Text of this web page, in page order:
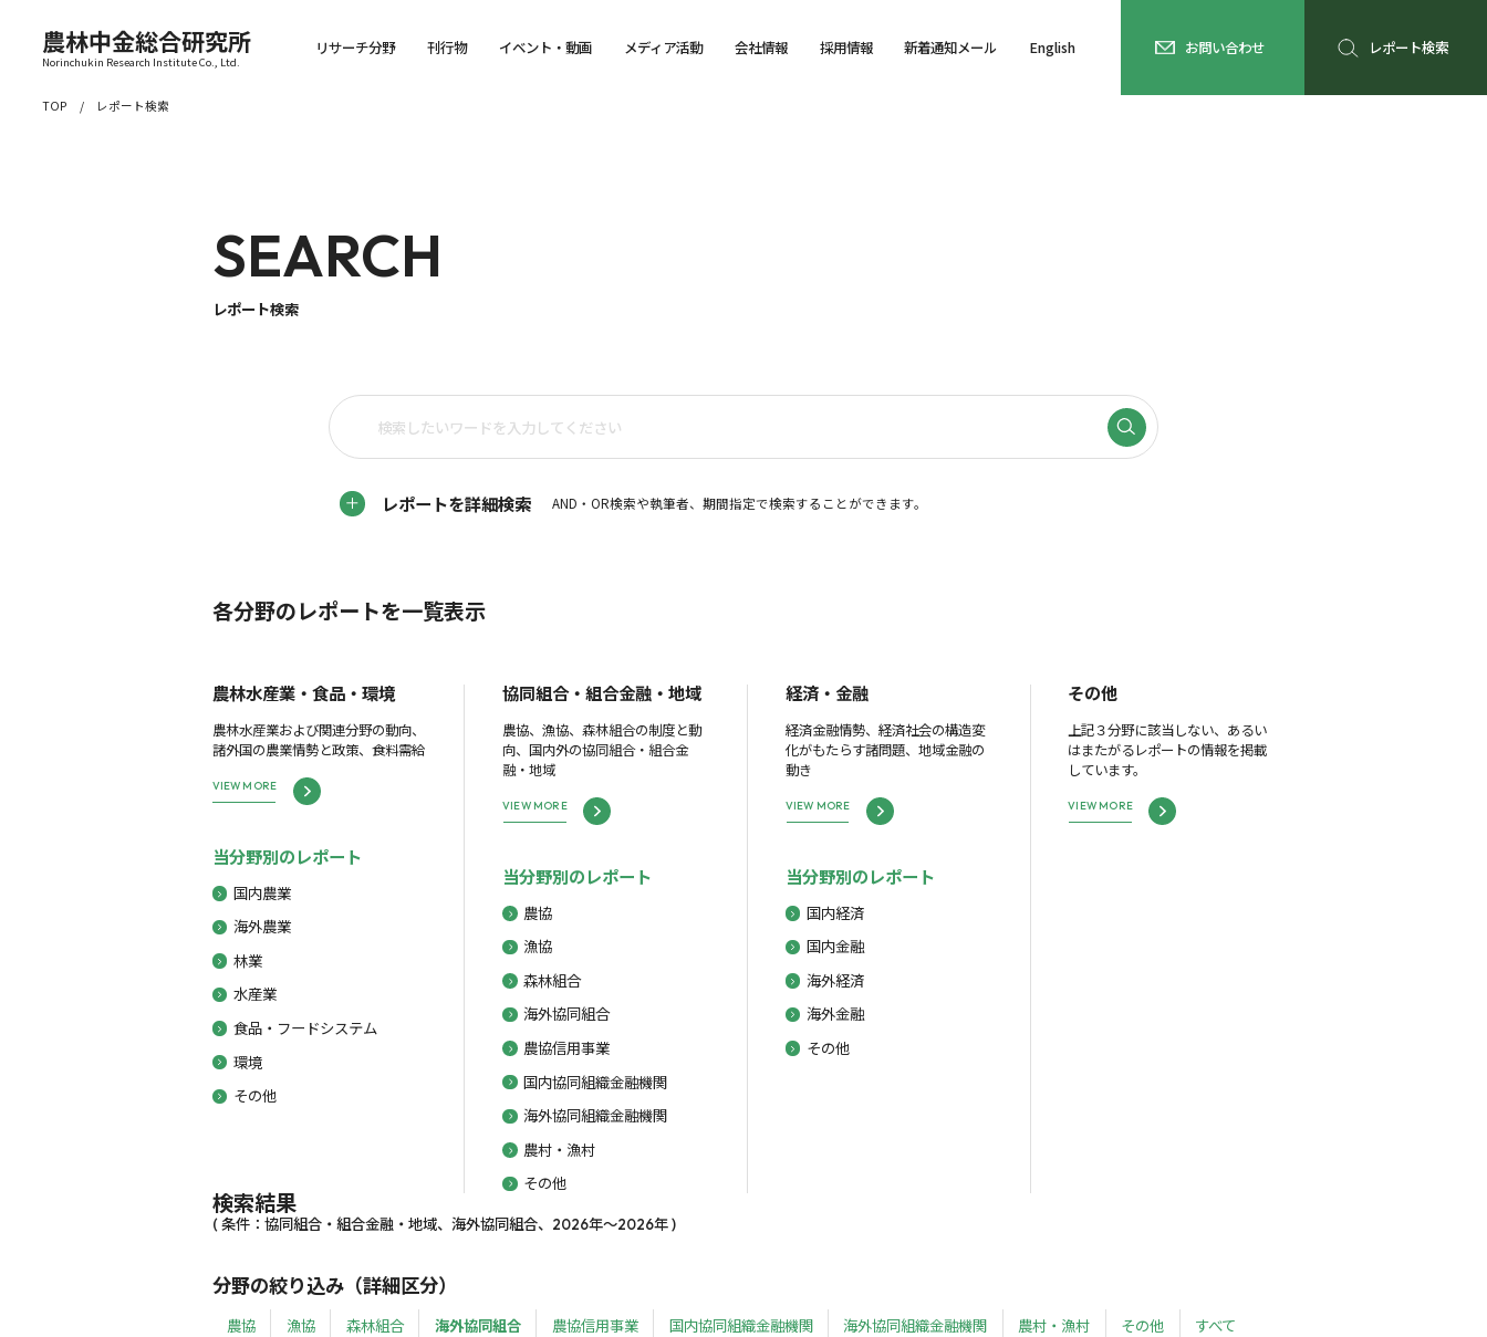
農林中金総合研究所
Norinchukin Research Institute Co., Ltd.
リサーチ分野 刊行物 イベント・動画 メディア活動 会社情報 採用情報 新着通知メール English お問い合わせ レポート検索
TOP レポート検索
SEARCH
レポート検索
レポートを詳細検索 AND・OR検索や執筆者、期間指定で検索することができます。
各分野のレポートを一覧表示
農林水産業・食品・環境
農林水産業および関連分野の動向、
諸外国の農業情勢と政策、食料需給
VIEW MORE
当分野別のレポート
国内農業
海外農業
林業
水産業
食品・フードシステム
環境
その他
協同組合・組合金融・地域
農協、漁協、森林組合の制度と動
向、国内外の協同組合・組合金
融・地域
VIEW MORE
当分野別のレポート
農協
漁協
森林組合
海外協同組合
農協信用事業
国内協同組織金融機関
海外協同組織金融機関
農村・漁村
その他
経済・金融
経済金融情勢、経済社会の構造変
化がもたらす諸問題、地域金融の
動き
VIEW MORE
当分野別のレポート
国内経済
国内金融
海外経済
海外金融
その他
その他
上記３分野に該当しない、あるい
はまたがるレポートの情報を掲載
しています。
VIEW MORE
検索結果
( 条件：協同組合・組合金融・地域、海外協同組合、2026年～2026年 )
分野の絞り込み（詳細区分）
農協 漁協 森林組合 海外協同組合 農協信用事業 国内協同組織金融機関 海外協同組織金融機関 農村・漁村 その他 すべて